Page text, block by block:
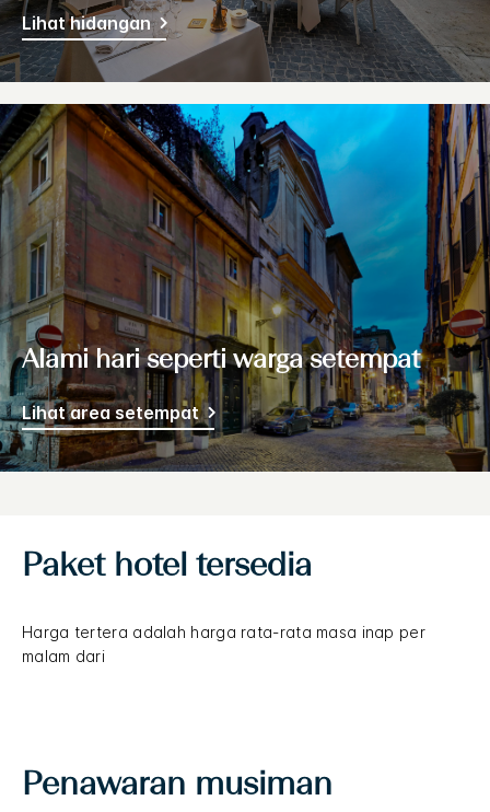
Lihat hidangan
Alami hari seperti warga setempat
Lihat area setempat
Paket hotel tersedia
Harga tertera adalah harga rata-rata masa inap per
malam dari
Penawaran musiman